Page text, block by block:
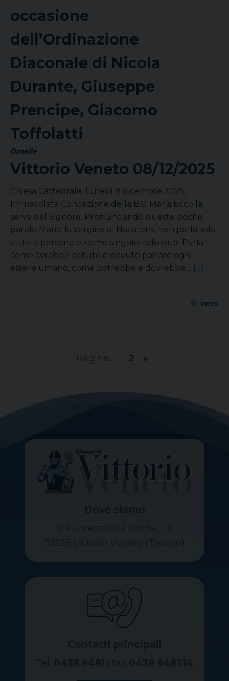
occasione
dell’Ordinazione
Diaconale di Nicola
Durante, Giuseppe
Prencipe, Giacomo
Toffolatti
Omelie
Vittorio Veneto 08/12/2025
Chiesa Cattedrale, lunedì 8 dicembre 2025,
Immacolata Concezione della B.V. Maria Ecco la
serva del Signore. Pronunciando queste poche
parole Maria, la vergine di Nazareth, non parla solo
a titolo personale, come singolo individuo. Parla
come avrebbe potuto e dovuto parlare ogni
essere umano, come potrebbe e dovrebbe… [...]
2025
Pagine: 2 »